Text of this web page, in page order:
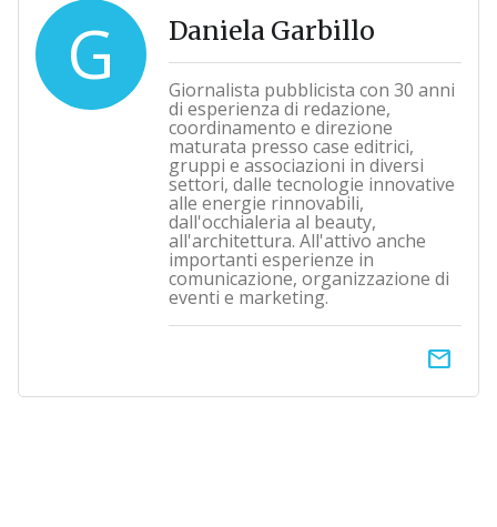
G Daniela Garbillo
Giornalista pubblicista con 30 anni
di esperienza di redazione,
coordinamento e direzione
maturata presso case editrici,
gruppi e associazioni in diversi
settori, dalle tecnologie innovative
alle energie rinnovabili,
dall'occhialeria al beauty,
all'architettura. All'attivo anche
importanti esperienze in
comunicazione, organizzazione di
eventi e marketing.
email